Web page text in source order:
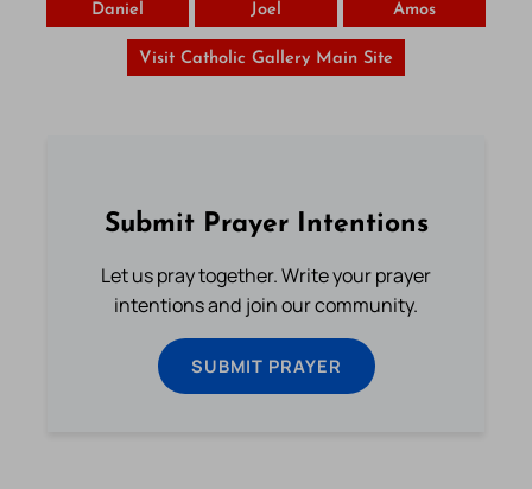
Daniel Joel Amos
Visit Catholic Gallery Main Site
Submit Prayer Intentions
Let us pray together. Write your prayer
intentions and join our community.
SUBMIT PRAYER